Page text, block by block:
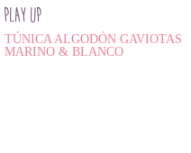
PLAY UP
TÚNICA ALGODÓN GAVIOTAS
MARINO & BLANCO